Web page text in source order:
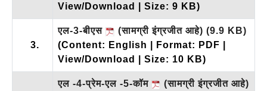
View/Download | Size: 9 KB)
3.
एल-3-बीएस (सामग्री इंग्रजीत आहे) (9.9 KB)
(Content: English | Format: PDF |
View/Download | Size: 10 KB)
एल -4-प्रेम-एल -5-कॉम
(सामग्री इंग्रजीत आहे)